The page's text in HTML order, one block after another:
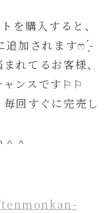
を購入すると、
追加されますෆ ̖́-
れてるお客様、
ャンスです⚐⚐
回すぐに完売し
＾